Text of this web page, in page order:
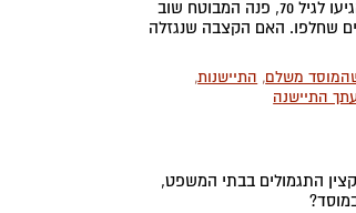
ולכן אינו זכאי לקצבה. "תחזור בגיל 70 ואז תקבל קצבת זקנה בלי קשר להכנסותיך", כך אמרו לו. בהגיעו לגיל 70, פנה המבוטח שוב
שחלפו. האם הקצבה שנגזלה
משלם, התיישנות,
התיישנה
התגמולים בבתי המשפט,